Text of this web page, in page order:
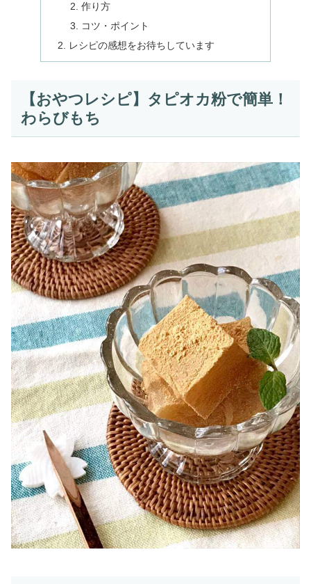
作り方
コツ・ポイント
レシピの感想をお待ちしています
【おやつレシピ】タピオカ粉で簡単！
わらびもち